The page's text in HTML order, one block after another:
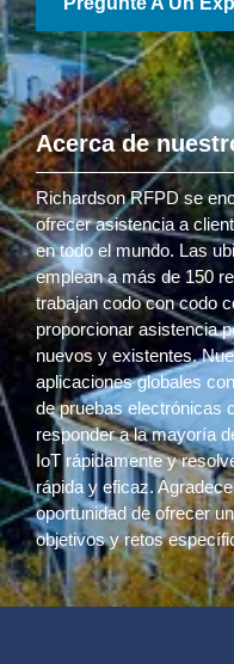
Acerca de
Richardson RFPD se
ofrecer asistencia a
en todo el mundo. Las
emplean a más de 150
trabajan codo con codo
proporcionar asistencia
nuevos y existentes.
aplicaciones globales
de pruebas electrónicas
responder a la mayoría
IoT rápidamente y
rápida y eficaz.
oportunidad de ofrecer
objetivos y retos